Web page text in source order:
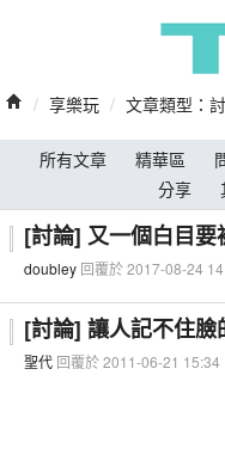
/ 享樂玩 / 文章類型：
所有文章 精華區
分享
[討論] 又一個白目要
doubley回覆於 2017-08-24
[討論] 讓人記不住臉
聖代回覆於 2011-06-21 15:34